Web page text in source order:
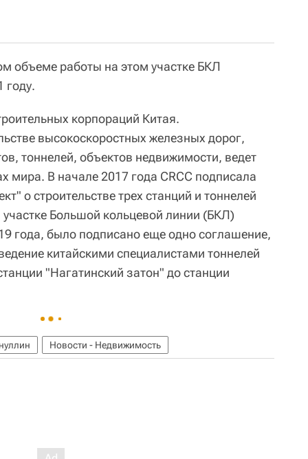
объеме работы на этом участке БКЛ
году.
корпораций Китая.
высокоскоростных железных дорог,
тоннелей, объектов недвижимости, ведет
мира. В начале 2017 года CRCC подписала
о строительстве трех станций и тоннелей
Большой кольцевой линии (БКЛ)
года, было подписано еще одно соглашение,
китайскими специалистами тоннелей
"Нагатинский затон" до станции
Новости - Недвижимость